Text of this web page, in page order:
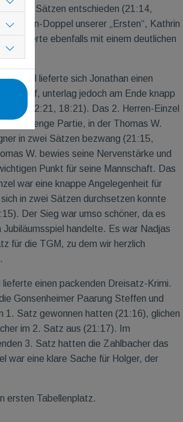
in zwei Sätzen entschieden (21:14,
Damen-Doppel unserer „Ersten“, Kathrin
dominierte ebenfalls mit einem deutlichen
Einzel lieferte sich Jonathan einen
Kampf, unterlag jedoch am Ende knapp
Satz (12:21, 18:21). Das 2. Herren-Einzel
eine enge Partie, in der Thomas W.
in zwei Sätzen bezwang (21:15,
W. bewies seine Nervenstärke und
Punkt für seine Mannschaft. Das
war eine knappe Angelegenheit für
in zwei Sätzen durchsetzen konnte
Der Sieg war umso schöner, da es
Jubiläumsspiel handelte. Es war Nadjas
für die TGM, zu dem wir herzlich
lieferte einen packenden Dreisatz-Krimi.
Gonsenheimer Paarung Steffen und
1. Satz gewonnen hatten (21:16), glichen
im 2. Satz aus (21:17). Im
3. Satz hatten die Zahlbacher das
war eine klare Sache für Holger, der
ersten Tabellenplatz.